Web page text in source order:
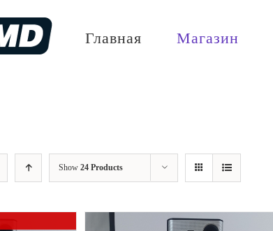
Главная Магазин
Show 24 Products